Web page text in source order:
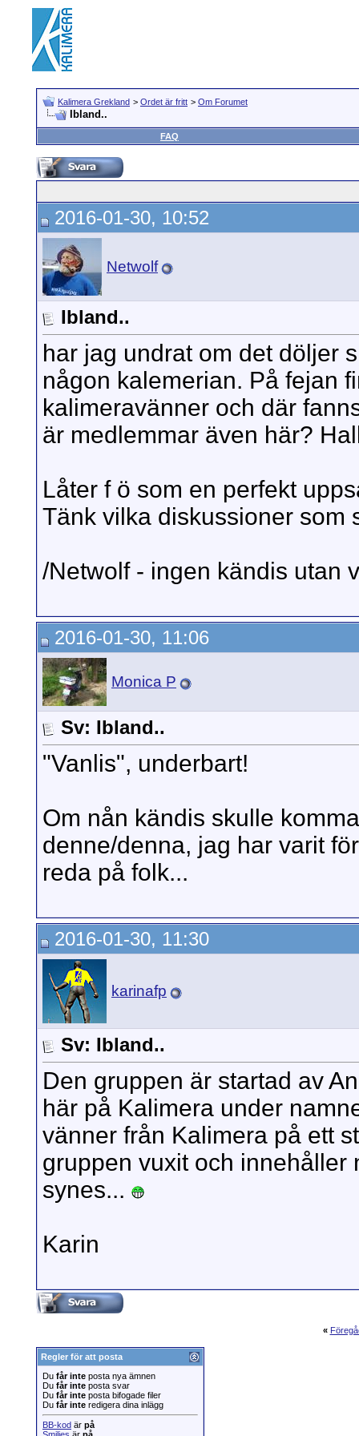
Kalimera Grekland > Ordet är fritt > Om Forumet
Ibland..
FAQ
2016-01-30, 10:52
Netwolf
Ibland..
har jag undrat om det döljer
någon kalemerian. På fejan
kalimeravänner och där
är medlemmar även här?
Låter f ö som en perfekt
Tänk vilka diskussioner som
/Netwolf - ingen kändis utan
2016-01-30, 11:06
Monica P
Sv: Ibland..
"Vanlis", underbart!
Om nån kändis skulle
denne/denna, jag har varit
reda på folk...
2016-01-30, 11:30
karinafp
Sv: Ibland..
Den gruppen är startad av
här på Kalimera under
vänner från Kalimera på ett
gruppen vuxit och innehåller
synes...
Karin
«
Regler för att posta
Du får inte posta nya ämnen
Du får inte posta svar
Du får inte posta bifogade filer
Du får inte redigera dina inlägg
BB-kod är på